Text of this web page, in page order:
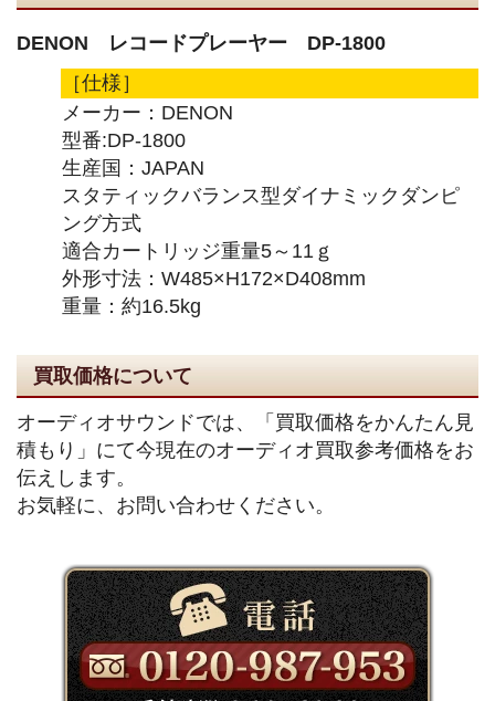
DENON レコードプレーヤー DP-1800
［仕様］
メーカー：DENON
型番:DP-1800
生産国：JAPAN
スタティックバランス型ダイナミックダンピ
ング方式
適合カートリッジ重量5～11ｇ
外形寸法：W485×H172×D408mm
重量：約16.5kg
買取価格について
オーディオサウンドでは、「買取価格をかんたん見
積もり」にて今現在のオーディオ買取参考価格をお
伝えします。
お気軽に、お問い合わせください。